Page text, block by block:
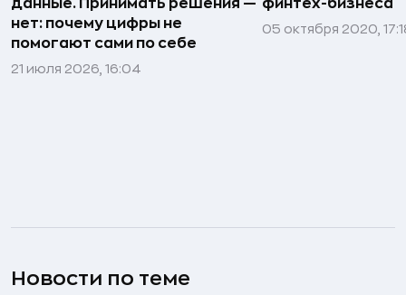
данные. Принимать решения —
нет: почему цифры не
помогают сами по себе
21 июля 2026, 16:04
финтех-бизнеса
05 октября 2020,
Новости по теме